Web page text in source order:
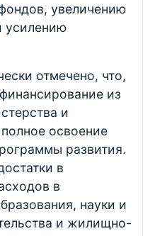
увеличению
усилению
отмечено, что,
из
и
освоение
развития.
в
в
науки и
и жилищно-